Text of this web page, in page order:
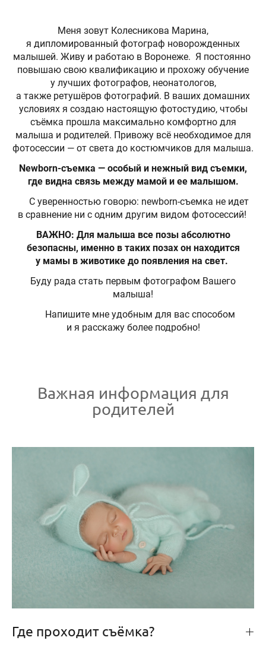
Меня зовут Колесникова Марина,
я дипломированный фотограф новорожденных
малышей. Живу и работаю в Воронеже. Я постоянно
повышаю свою квалификацию и прохожу обучение
у лучших фотографов, неонатологов,
а также ретушёров фотографий. В ваших домашних
условиях я создаю настоящую фотостудию, чтобы
съёмка прошла максимально комфортно для
малыша и родителей. Привожу всё необходимое для
фотосессии — от света до костюмчиков для малыша.
Newborn-съемка — особый и нежный вид съемки,
где видна связь между мамой и ее малышом.
С уверенностью говорю: newborn-съемка не идет
в сравнение ни с одним другим видом фотосессий!
ВАЖНО: Для малыша все позы абсолютно
безопасны, именно в таких позах он находится
у мамы в животике до появления на свет.
Буду рада стать первым фотографом Вашего
малыша!
Напишите мне удобным для вас способом
и я расскажу более подробно!
Важная информация для
родителей
Где проходит съёмка?